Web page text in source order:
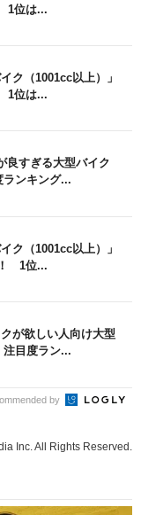
1位は...
ク（1001cc以上）」
1位は...
良すぎる大型バイク
ランキング...
ク（1001cc以上）」
1位...
が欲しい人向け大型
注目度ラン...
by
Inc. All Rights Reserved.